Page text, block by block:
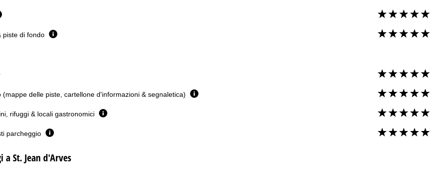
piste di fondo
(mappe delle piste, cartellone d'informazioni & segnaletica)
rifuggi & locali gastronomici
parcheggio
a St. Jean d'Arves